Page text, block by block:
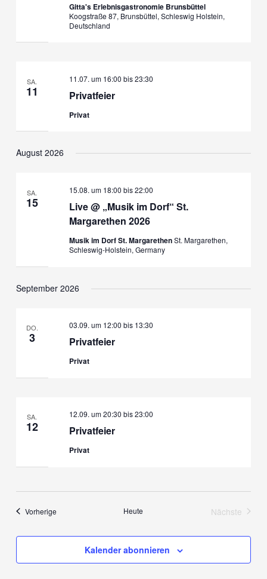
Gitta's Erlebnisgastronomie Brunsbüttel
Koogstraße 87, Brunsbüttel, Schleswig Holstein,
Deutschland
SA.
11 Privatfeier
11.07. um 16:00 bis23:30
Privat
August 2026
SA.
15
Live @ „Musik im Dorf“ St.
Margarethen 2026
15.08. um 18:00 bis22:00
Musik im Dorf St. MargarethenSt. Margarethen,
Schleswig-Holstein, Germany
September 2026
DO.
3 Privatfeier
03.09. um 12:00 bis 13:30
Privat
SA.
12 Privatfeier
12.09. um 20:30 bis23:00
Privat
VorherigeVeranstaltungen Heute
Nächste
Kalender abonnieren